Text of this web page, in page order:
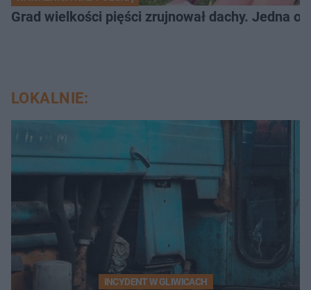
Grad wielkości pięści zrujnował dachy. Jedna
LOKALNIE:
INCYDENT W GLIWICACH